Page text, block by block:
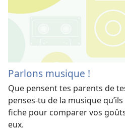
Parlons musique !
Que pensent tes parents de
penses-tu de la musique
fiche pour comparer vos
eux.